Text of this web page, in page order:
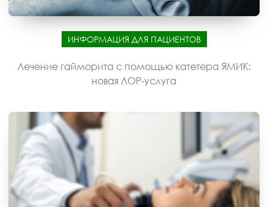
ИНФОРМАЦИЯ ДЛЯ ПАЦИЕНТОВ
Лечение гайморита с помощью катетера ЯМИК:
новая ЛОР-услуга